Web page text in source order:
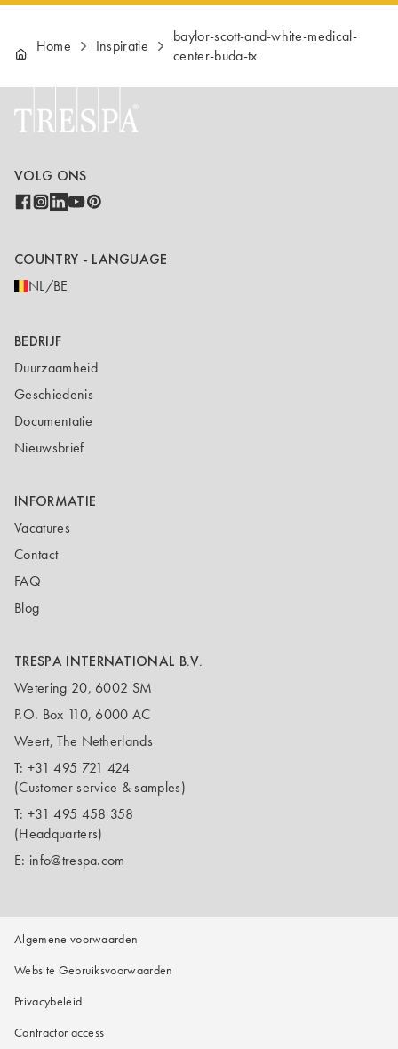
Home Inspiratie
baylor-scott-and-white-medical-
center-buda-tx
VOLG ONS
COUNTRY - LANGUAGE
NL/BE
BEDRIJF
Duurzaamheid
Geschiedenis
Documentatie
Nieuwsbrief
INFORMATIE
Vacatures
Contact
FAQ
Blog
TRESPA INTERNATIONAL B.V.
Wetering 20, 6002 SM
P.O. Box 110, 6000 AC
Weert, The Netherlands
T: +31 495 721 424
(Customer service & samples)
T: +31 495 458 358
(Headquarters)
E: info@trespa.com
Algemene voorwaarden
Website Gebruiksvoorwaarden
Privacybeleid
Contractor access